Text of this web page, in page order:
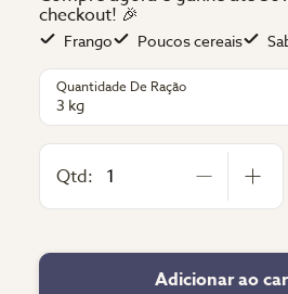
checkout! 🎉
Frango Poucos cereais
Quantidade De Ração
3 kg
Qtd:
Adicionar ao